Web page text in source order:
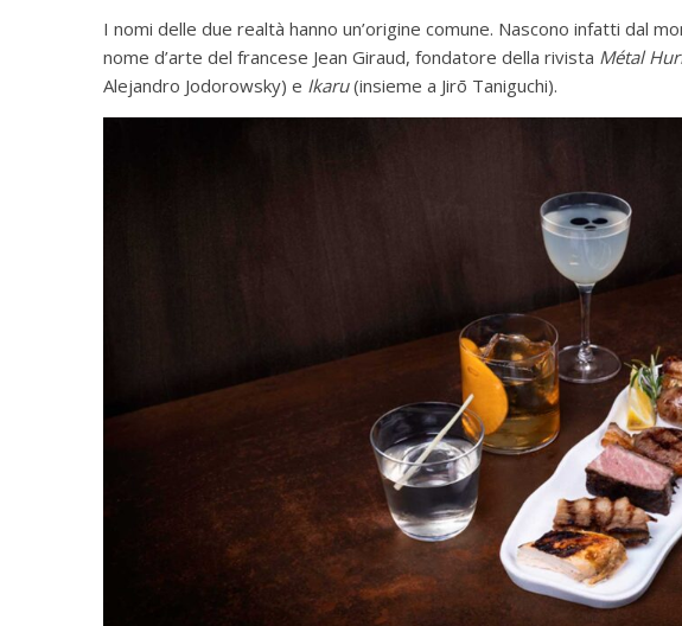
I nomi delle due realtà hanno un’origine comune. Nascono infatti dal
nome d’arte del francese Jean Giraud, fondatore della rivista Métal
Alejandro Jodorowsky) e Ikaru(insieme a Jirō Taniguchi).